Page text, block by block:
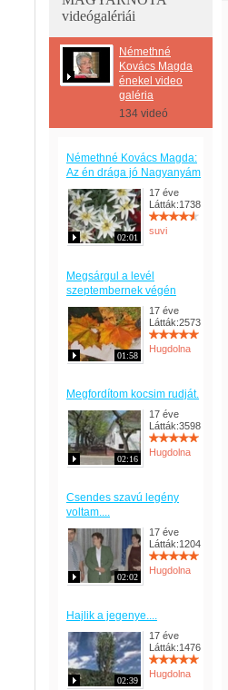
videógalériái
Némethné
Kovács Magda
énekel video
galéria
134 videó
Némethné Kovács Magda:
Az én drága jó Nagyanyám
02:01
17 éve
Látták:1738
suvi
Megsárgul a levél
szeptembernek végén
01:58
17 éve
Látták:2573
Hugdolna
Megfordítom kocsim rudját.
02:16
17 éve
Látták:3598
Hugdolna
Csendes szavú legény
voltam....
02:02
17 éve
Látták:1204
Hugdolna
Hajlik a jegenye....
02:39
17 éve
Látták:1476
Hugdolna